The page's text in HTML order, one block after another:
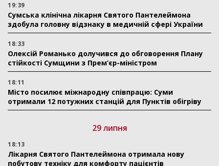
19:39
Сумська клінічна лікарня Святого Пантелеймона
здобула головну відзнаку в медичній сфері України
18:33
Олексій Романько долучився до обговорення Плану
стійкості Сумщини з Прем’єр-міністром
18:11
Місто посилює міжнародну співпрацю: Суми
отримали 12 потужних станцій для Пунктів обігріву
29 липня
18:13
Лікарня Святого Пантелеймона отримала нову
побутову техніку для комфорту пацієнтів